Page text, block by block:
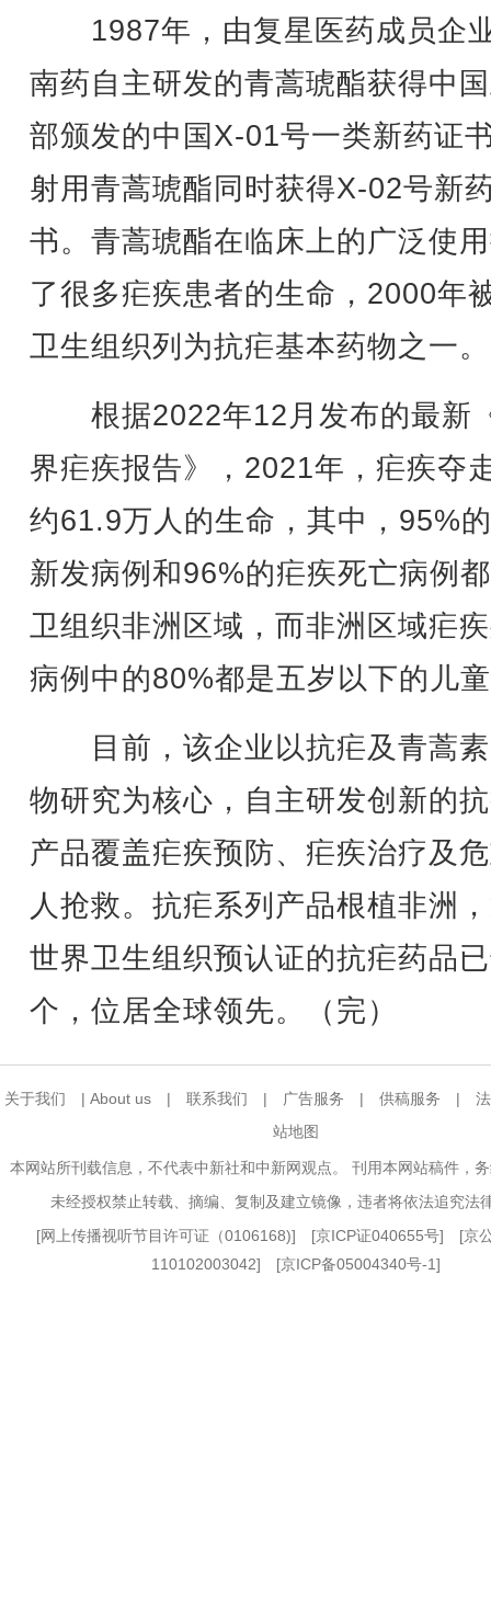
1987年，由复星医药成员企
南药自主研发的青蒿琥酯获得中
部颁发的中国X-01号一类新药证
射用青蒿琥酯同时获得X-02号新
书。青蒿琥酯在临床上的广泛使
了很多疟疾患者的生命，2000年
卫生组织列为抗疟基本药物之一。
根据2022年12月发布的最新
界疟疾报告》，2021年，疟疾夺
约61.9万人的生命，其中，95%
新发病例和96%的疟疾死亡病例
卫组织非洲区域，而非洲区域疟
病例中的80%都是五岁以下的儿
目前，该企业以抗疟及青蒿
物研究为核心，自主研发创新的
产品覆盖疟疾预防、疟疾治疗及
人抢救。抗疟系列产品根植非洲
世界卫生组织预认证的抗疟药品
个，位居全球领先。（完）
关于我们 | About us | 联系我们 | 广告服务 | 供稿服务 |
站地图
本网站所刊载信息，不代表中新社和中新网观点。 刊用本网站稿件，
未经授权禁止转载、摘编、复制及建立镜像，违者将依法追究法
[网上传播视听节目许可证（0106168)] [京ICP证040655号] [京
110102003042] [京ICP备05004340号-1]